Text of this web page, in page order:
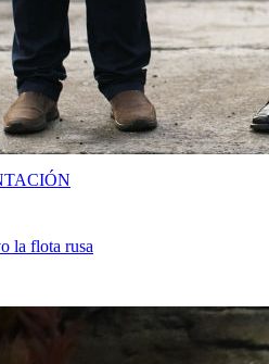
la flota rusa